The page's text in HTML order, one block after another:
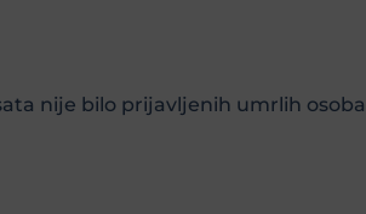
nije bilo prijavljenih umrlih